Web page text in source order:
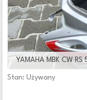
Oferta
Firma
Osoba prywatna
Wystawione w ciągu
YAMAHA MBK CW
Stan: Używany